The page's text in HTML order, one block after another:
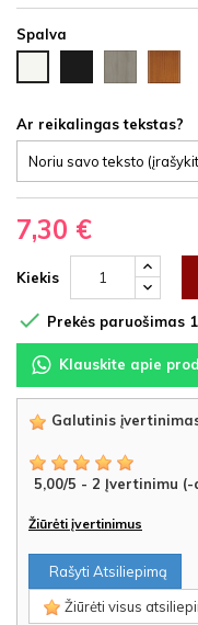
Spalva
HDF
HDF
latte
HDF
Ar reikalingas tekstas?
7,30 €
Kiekis
 Prekės paruošimas
Klauskite apie
Galutinis
5,00/5 - 2 Įvertinimu (-
Žiūrėti įvertinimus
Rašyti Atsiliepimą
Žiūrėti visus